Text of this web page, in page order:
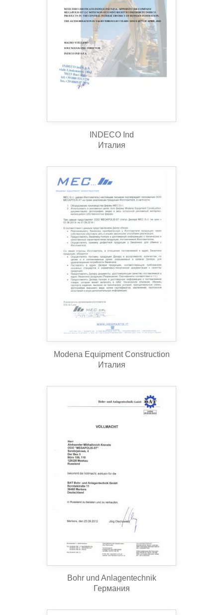
INDECO Ind
Италия
Modena Equipment Construction
Италия
Bohr und Anlagentechnik
Германия